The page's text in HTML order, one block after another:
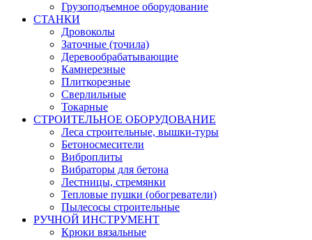
Грузоподъемное оборудование
СТАНКИ
Дровоколы
Заточные (точила)
Деревообрабатывающие
Камнерезные
Плиткорезные
Сверлильные
Токарные
СТРОИТЕЛЬНОЕ ОБОРУДОВАНИЕ
Леса строительные, вышки-туры
Бетоносмесители
Виброплиты
Вибраторы для бетона
Лестницы, стремянки
Тепловые пушки (обогреватели)
Пылесосы строительные
РУЧНОЙ ИНСТРУМЕНТ
Крюки вязальные